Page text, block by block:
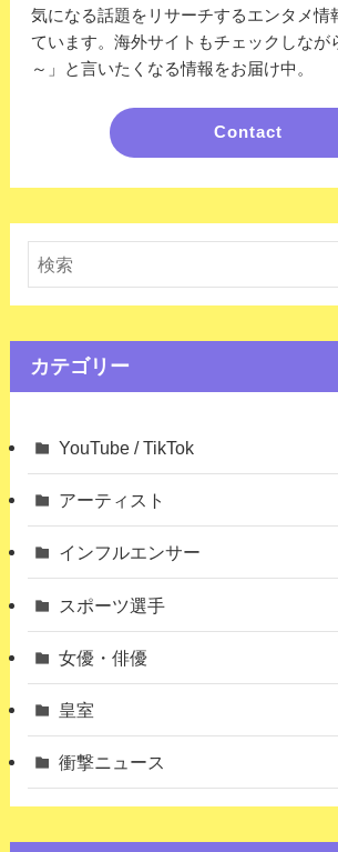
気になる話題をリサーチするエンタメ情
ています。海外サイトもチェックしなが
～」と言いたくなる情報をお届け中。
Contact
カテゴリー
YouTube / TikTok
アーティスト
インフルエンサー
スポーツ選手
女優・俳優
皇室
衝撃ニュース